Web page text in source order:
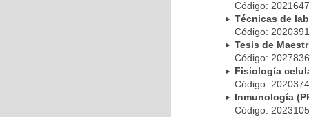
Código:
Técnicas de
Código:
Tesis de
Código:
Fisiología
Código:
Inmunología
Código: